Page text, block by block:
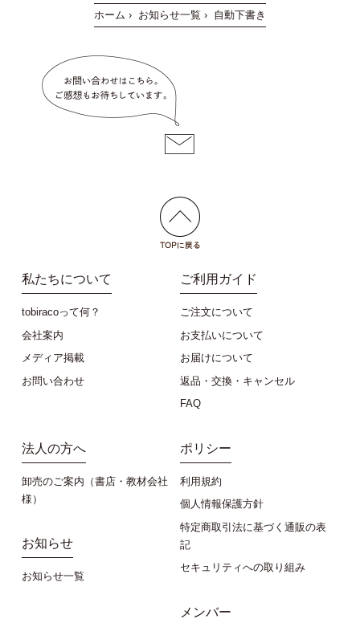
ホーム › お知らせ一覧 › 自動下書き
私たちについて
tobiracoって何？
会社案内
メディア掲載
お問い合わせ
ご利用ガイド
ご注文について
お支払いについて
お届けについて
返品・交換・キャンセル
FAQ
法人の方へ
卸売のご案内（書店・教材会社
様）
お知らせ
お知らせ一覧
ポリシー
利用規約
個人情報保護方針
特定商取引法に基づく通販の表
記
セキュリティへの取り組み
メンバー